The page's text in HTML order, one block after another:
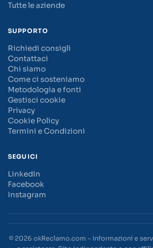
Tutte le aziende
SUPPORTO
Richiedi consigli
Contattaci
Chi siamo
Come ci sosteniamo
Metodologia e fonti
Gestisci cookie
Privacy
Cookie Policy
Termini e Condizioni
SEGUICI
LinkedIn
Facebook
Instagram
© 2026 okReclamo.com - Informazioni e